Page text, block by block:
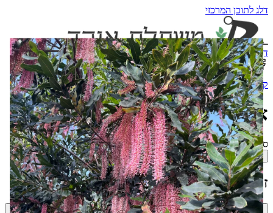
דלג לתוכן המרכזי
דף הביתקטלוג עציםמקרר הפירותבלוג
קטלוג אגוז מקדמיה
אגוז מקדמיה
סינון לפי עונת פרי:
הכל חורף אביב קיץ סתיו
זני העץ